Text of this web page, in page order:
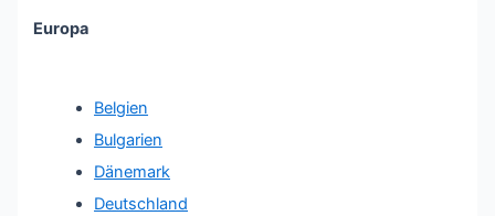
Europa
Belgien
Bulgarien
Dänemark
Deutschland